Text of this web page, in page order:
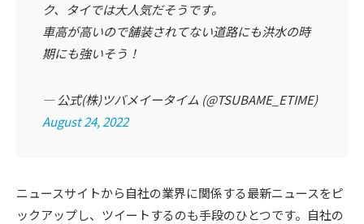
ク、タイでは大人気だそうです。
車高が高いので舗装されてない道路にも洪水の時
期にも強いそう！
— 公式(株)ツバメイータイム (@TSUBAME_ETIME)
August 24, 2022
ニュースサイトから自社の業界に関係する最新ニュースをピ
ックアップし、ツイートするのも手段のひとつです。自社の